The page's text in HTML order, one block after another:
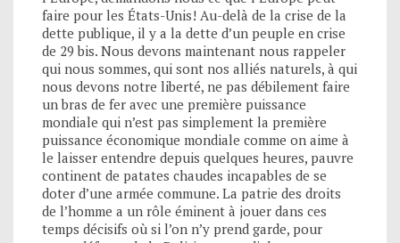
faire pour les États-Unis! Au-delà de la crise de la
dette publique, il y a la dette d’un peuple en crise
de 29 bis. Nous devons maintenant nous rappeler
qui nous sommes, qui sont nos alliés naturels, à qui
nous devons notre liberté, ne pas débilement faire
un bras de fer avec une première puissance
mondiale qui n’est pas simplement la première
puissance économique mondiale comme on aime à
le laisser entendre depuis quelques heures, pauvre
continent de patates chaudes incapables de se
doter d’une armée commune. La patrie des droits
de l’homme a un rôle éminent à jouer dans ces
temps décisifs où si l’on n’y prend garde, pour